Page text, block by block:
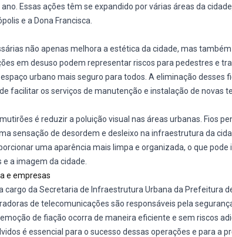
Essas ações têm se expandido por várias áreas da
e a Dona Francisca.
não apenas melhora a estética da cidade, mas
em desuso podem representar riscos para pedestres e
urbano mais seguro para todos. A eliminação desses
facilitar os serviços de manutenção e instalação de novas
é reduzir a poluição visual nas áreas urbanas. Fios
sensação de desordem e desleixo na infraestrutura da
uma aparência mais limpa e organizada, o que
a imagem da cidade.
e empresas
cargo da Secretaria de Infraestrutura Urbana da Prefeitura
de telecomunicações são responsáveis pela
de fiação ocorra de maneira eficiente e sem riscos
é essencial para o sucesso dessas operações e para a